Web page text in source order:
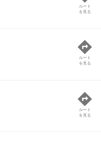
ルート
を見る
ルート
を見る
ルート
を見る